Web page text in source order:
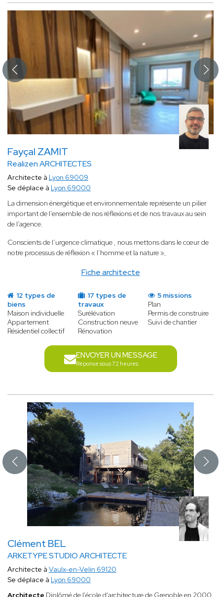
Fayçal ZAMIT
Realizen ARCHITECTES
Fiche architecte
Architecte à Lyon 69009
Se déplace à Lyon 69000
La dimension énergétique et environnementale représente un pilier
important de l’ensemble de nos réflexions et de nos travaux au sein
de l’agence.
Conscients de l’urgence climatique , nous mettons dans le cœur de
notre processus de réflexion « l’homme et la nature »,
12 types de
biens
Maison individuelle
Appartement
Résidentiel collectif
17 types de
travaux
Surélévation
Construction neuve
Rénovation
5 missions
Plan
Permis de construire
Suivi de chantier
ENVOYER UN MESSAGE
Réponse sous 72 heures
Clément BEL
ARKETYPE STUDIO ARCHITECTE
Architecte à Vaulx-en-Velin 69120
Se déplace à Lyon 69000
Architecte Diplômé de l'école d'architecture de Grenoble en 2000,